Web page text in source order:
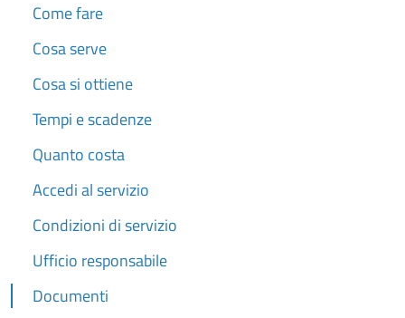
Come fare
Cosa serve
Cosa si ottiene
Tempi e scadenze
Quanto costa
Accedi al servizio
Condizioni di servizio
Ufficio responsabile
Documenti